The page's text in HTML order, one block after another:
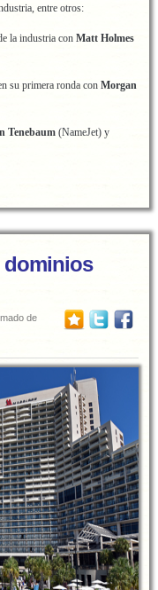
entre otros:
la industria con Matt Holmes
su primera ronda con Morgan
Tenebaum (NameJet) y
dominios
de